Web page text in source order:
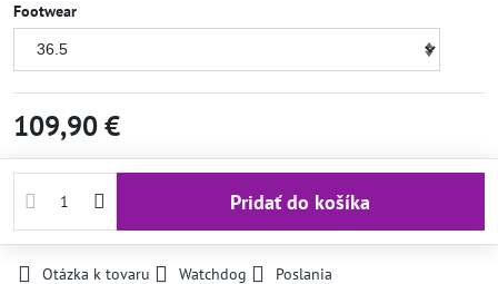
Footwear
109,90 €
Pridať do košíka
Otázka k tovaru Watchdog
Poslania